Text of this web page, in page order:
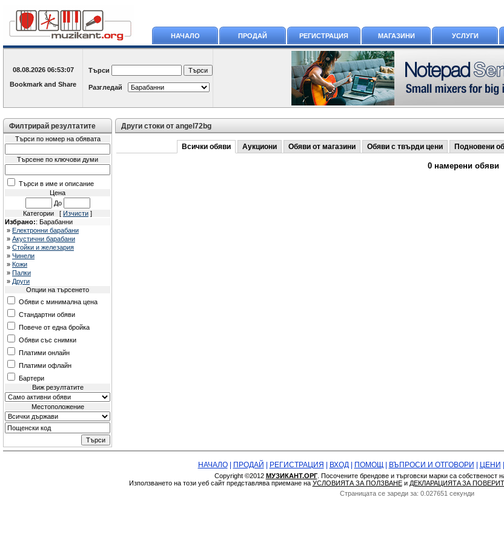
НАЧАЛО ПРОДАЙ РЕГИСТРАЦИЯ МАГАЗИНИ УСЛУГИ
08.08.2026 06:53:07 Търси
Разгледай
Филтрирай резултатите
Търси по номер на обявата
Търсене по ключови думи
Търси в име и описание
Цена
До
Категории [ Изчисти ]
Избрано:: Барабанни
» Електронни барабани
» Акустични барабани
» Стойки и железария
» Чинели
» Кожи
» Палки
» Други
Опции на търсенето
Обяви с минимална цена
Стандартни обяви
Повече от една бройка
Обяви със снимки
Платими онлайн
Платими офлайн
Бартери
Виж резултатите
Местоположение
Други стоки от angel72bg
Всички обяви Аукциони Обяви от магазини Обяви с твърди цени Подновени
0 намерени обяви
НАЧАЛО| ПРОДАЙ РЕГИСТРАЦИЯ ВХОД| ПОМОЩ| ВЪПРОСИ И ОТГОВОРИ ЦЕНИ
Copyright ©2012 МУЗИКАНТ.ОРГ. Посочените брендове и търговски марки са собственост
Използването на този уеб сайт представлява приемане на УСЛОВИЯТА ЗА ПОЛЗВАНЕи ДЕКЛАРАЦИЯТA ЗА
Страницата се зареди за: 0.027651 секунди